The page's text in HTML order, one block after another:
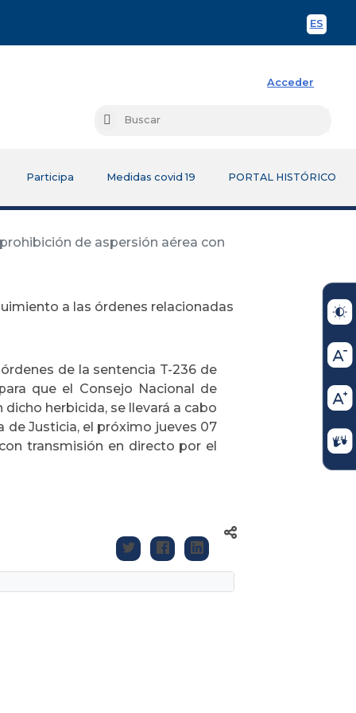
ES
Acceder
Buscar
Participa Medidas covid 19 PORTAL HISTÓRICO
de aspersión aérea con
a las órdenes relacionadas
de la sentencia T-236 de
que el Consejo Nacional de
herbicida, se llevará a cabo
de Justicia, el próximo jueves 07
transmisión en directo por el